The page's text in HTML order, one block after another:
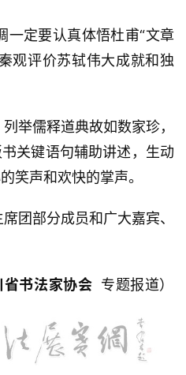
定要认真体悟杜甫“文章
观评价苏轼伟大成就和独
儒释道典故如数家珍，
关键语句辅助讲述，生动
笑声和欢快的掌声。
部分成员和广大嘉宾、
省书法家协会 专题报道）